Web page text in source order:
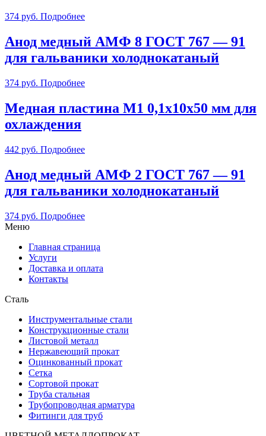
374 руб. Подробнее
Анод медный АМФ 8 ГОСТ 767 — 91
для гальваники холоднокатаный
374 руб. Подробнее
Медная пластина М1 0,1х10х50 мм для
охлаждения
442 руб. Подробнее
Анод медный АМФ 2 ГОСТ 767 — 91
для гальваники холоднокатаный
374 руб. Подробнее
Меню
Главная страница
Услуги
Доставка и оплата
Контакты
Сталь
Инструментальные стали
Конструкционные стали
Листовой металл
Нержавеющий прокат
Оцинкованный прокат
Сетка
Сортовой прокат
Труба стальная
Трубопроводная арматура
Фитинги для труб